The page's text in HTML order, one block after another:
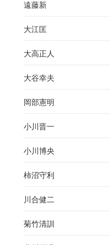
遠藤新
大江匡
大高正人
大谷幸夫
岡部憲明
小川晋一
小川博央
柿沼守利
川合健二
菊竹清訓